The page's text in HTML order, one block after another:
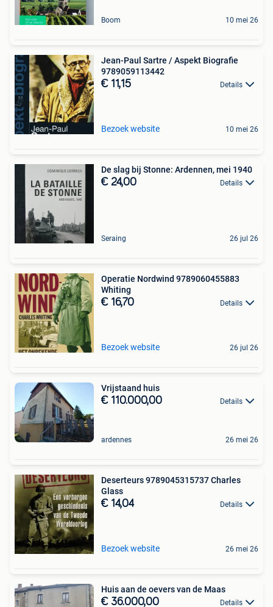
Boom 10 mei 26
Jean-Paul Sartre / Aspekt Biografie
9789059113442
€ 11,15 Details
Bezoek website 10 mei 26
De slag bij Stonne: Ardennen, mei 1940
€ 24,00 Details
Seraing 26 jul 26
Operatie Nordwind 9789060455883
Whiting
€ 16,70 Details
Bezoek website 26 jul 26
Vrijstaand huis
€ 110.000,00 Details
ardennes 26 mei 26
Deserteurs 9789045315737 Charles
Glass
€ 14,04 Details
Bezoek website 26 mei 26
Huis aan de oevers van de Maas
€ 36.000,00 Details